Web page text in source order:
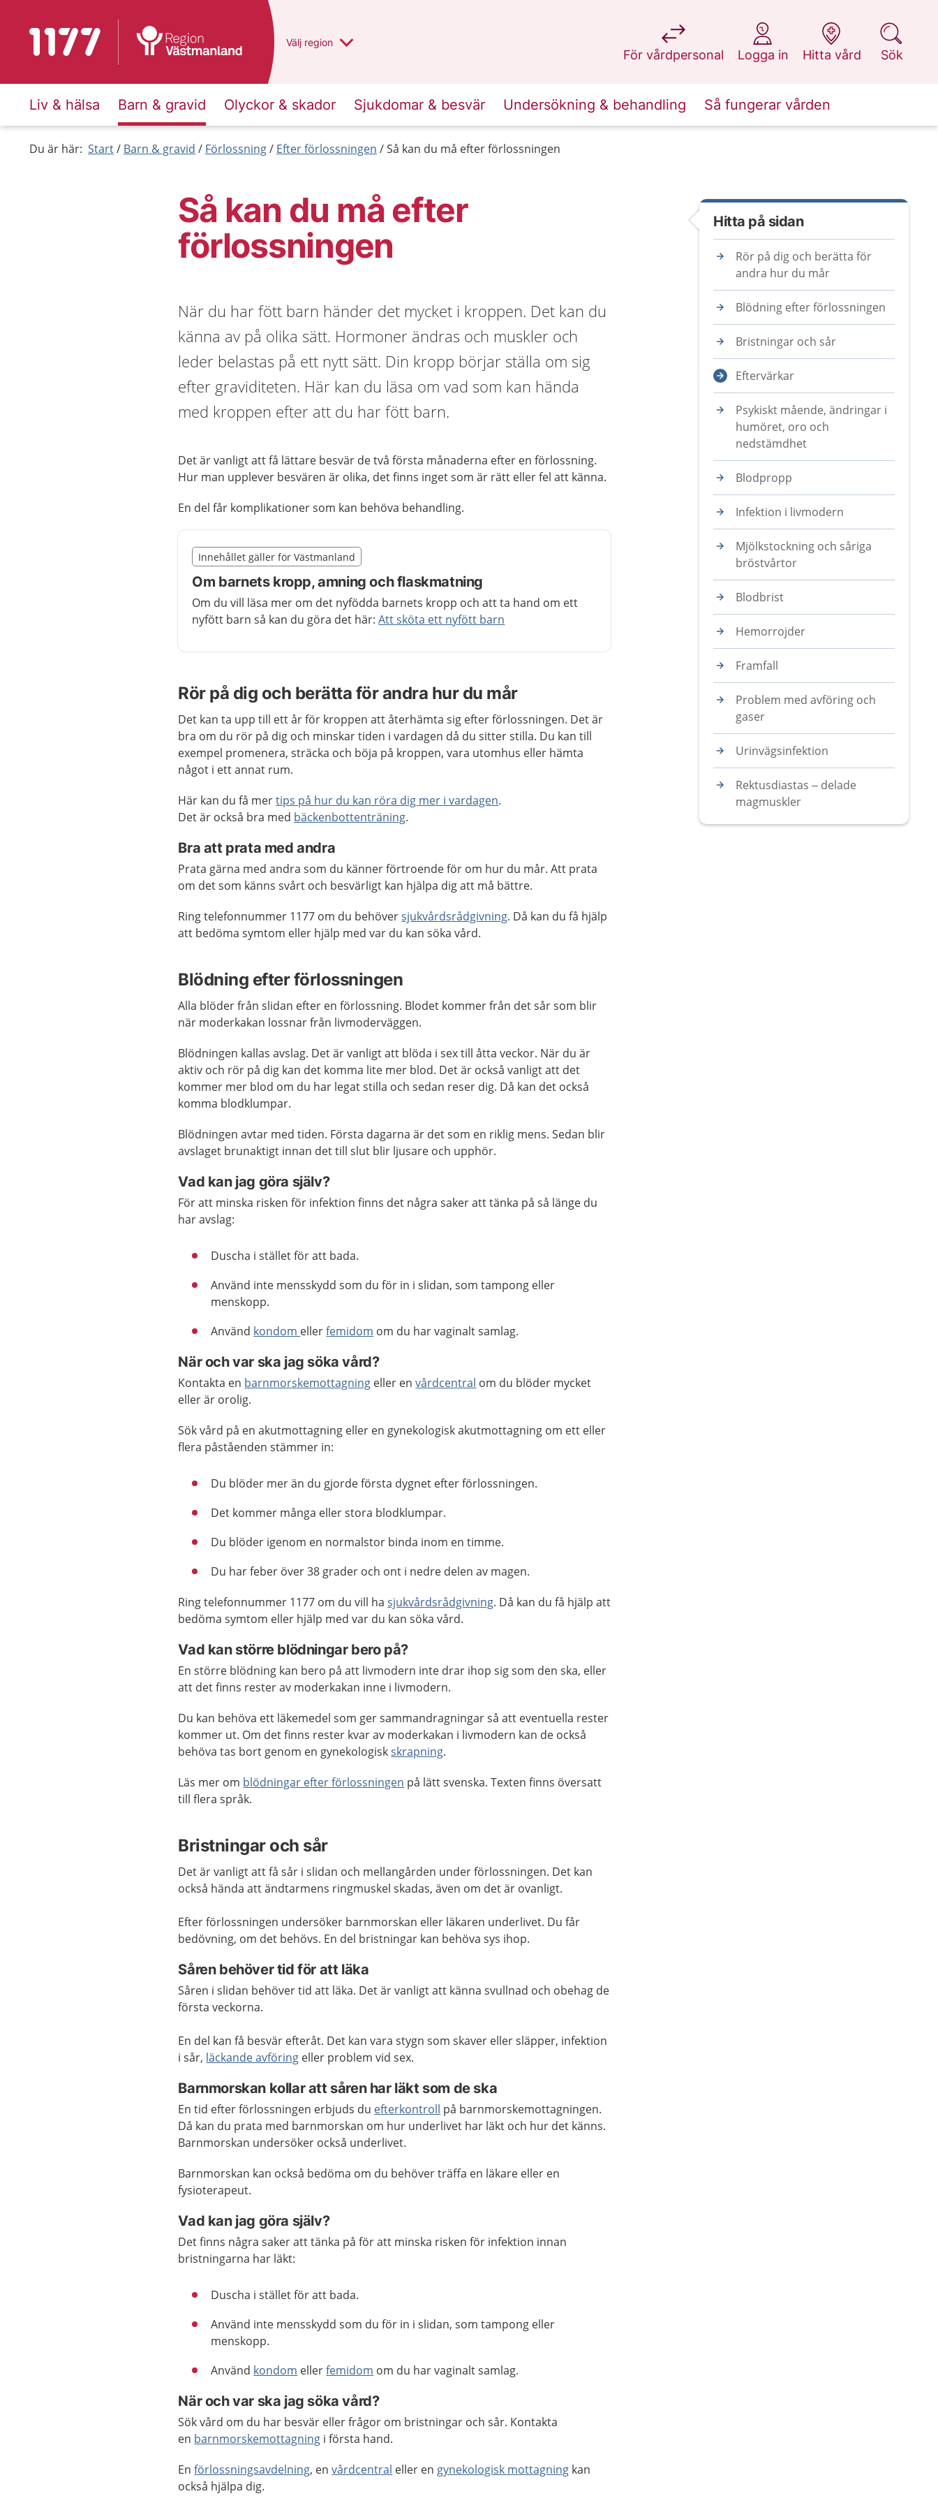
Till startsidan för 1177 Du har valt region
Välj en annan
region
För vårdpersonal
på 1177.se
Logga in
på 1177.se
Hitta vård
på 1177.se
Sök
på 1177.se
Liv & hälsa Barn & gravid Olyckor & skador Sjukdomar & besvär Undersökning & behandling Så fungerar vården
Du är här: Start Barn & gravid Förlossning Efter förlossningen Så kan du må efter förlossningen
Så kan du må efter
förlossningen
När du har fött barn händer det mycket i kroppen. Det kan du
känna av på olika sätt. Hormoner ändras och muskler och
leder belastas på ett nytt sätt. Din kropp börjar ställa om sig
efter graviditeten. Här kan du läsa om vad som kan hända
med kroppen efter att du har fött barn.
Det är vanligt att få lättare besvär de två första månaderna efter en förlossning.
Hur man upplever besvären är olika, det finns inget som är rätt eller fel att känna.
En del får komplikationer som kan behöva behandling.
Nedan innehåll gäller region Västmanland
Innehållet gäller för Västmanland
Om barnets kropp, amning och flaskmatning
Om du vill läsa mer om det nyfödda barnets kropp och att ta hand om ett
nyfött barn så kan du göra det här:Att sköta ett nyfött barn
Slut på det regionala tillägget från region Västmanland
Rör på dig och berätta för andra hur du mår
Det kan ta upp till ett år för kroppen att återhämta sig efter förlossningen. Det är
bra om du rör på dig och minskar tiden i vardagen då du sitter stilla. Du kan till
exempel promenera, sträcka och böja på kroppen, vara utomhus eller hämta
något i ett annat rum.
Här kan du få mertips på hur du kan röra dig mer i vardagen.
Det är också bra med bäckenbottenträning.
Bra att prata med andra
Prata gärna med andra som du känner förtroende för om hur du mår. Att prata
om det som känns svårt och besvärligt kan hjälpa dig att må bättre.
Ring telefonnummer 1177 om du behöversjukvårdsrådgivning. Då kan du få hjälp
att bedöma symtom eller hjälp med var du kan söka vård.
Blödning efter förlossningen
Alla blöder från slidan efter en förlossning. Blodet kommer från det sår som blir
när moderkakan lossnar från livmoderväggen.
Blödningen kallas avslag. Det är vanligt att blöda i sex till åtta veckor. När du är
aktiv och rör på dig kan det komma lite mer blod. Det är också vanligt att det
kommer mer blod om du har legat stilla och sedan reser dig. Då kan det också
komma blodklumpar.
Blödningen avtar med tiden. Första dagarna är det som en riklig mens. Sedan blir
avslaget brunaktigt innan det till slut blir ljusare och upphör.
Vad kan jag göra själv?
För att minska risken för infektion finns det några saker att tänka på så länge du
har avslag:
Duscha i stället för att bada.
Använd inte mensskydd som du för in i slidan, som tampong eller
menskopp.
Använd kondom ellerfemidom om du har vaginalt samlag.
När och var ska jag söka vård?
Kontakta en barnmorskemottagning eller envårdcentral om du blöder mycket
eller är orolig.
Sök vård på en akutmottagning eller en gynekologisk akutmottagning om ett eller
flera påståenden stämmer in:
Du blöder mer än du gjorde första dygnet efter förlossningen.
Det kommer många eller stora blodklumpar.
Du blöder igenom en normalstor binda inom en timme.
Du har feber över 38 grader och ont i nedre delen av magen.
Ring telefonnummer 1177 om du vill hasjukvårdsrådgivning. Då kan du få hjälp att
bedöma symtom eller hjälp med var du kan söka vård.
Vad kan större blödningar bero på?
En större blödning kan bero på att livmodern inte drar ihop sig som den ska, eller
att det finns rester av moderkakan inne i livmodern.
Du kan behöva ett läkemedel som ger sammandragningar så att eventuella rester
kommer ut. Om det finns rester kvar av moderkakan i livmodern kan de också
behöva tas bort genom en gynekologiskskrapning.
Läs mer om blödningar efter förlossningen på lätt svenska. Texten finns översatt
till flera språk.
Bristningar och sår
Det är vanligt att få sår i slidan och mellangården under förlossningen. Det kan
också hända att ändtarmens ringmuskel skadas, även om det är ovanligt.
Efter förlossningen undersöker barnmorskan eller läkaren underlivet. Du får
bedövning, om det behövs. En del bristningar kan behöva sys ihop.
Såren behöver tid för att läka
Såren i slidan behöver tid att läka. Det är vanligt att känna svullnad och obehag de
första veckorna.
En del kan få besvär efteråt. Det kan vara stygn som skaver eller släpper, infektion
i sår, läckande avföring eller problem vid sex.
Barnmorskan kollar att såren har läkt som de ska
En tid efter förlossningen erbjuds du efterkontroll på barnmorskemottagningen.
Då kan du prata med barnmorskan om hur underlivet har läkt och hur det känns.
Barnmorskan undersöker också underlivet.
Barnmorskan kan också bedöma om du behöver träffa en läkare eller en
fysioterapeut.
Vad kan jag göra själv?
Det finns några saker att tänka på för att minska risken för infektion innan
bristningarna har läkt:
Duscha i stället för att bada.
Använd inte mensskydd som du för in i slidan, som tampong eller
menskopp.
Använd kondom ellerfemidom om du har vaginalt samlag.
När och var ska jag söka vård?
Sök vård om du har besvär eller frågor om bristningar och sår. Kontakta
en barnmorskemottagning i första hand.
Enförlossningsavdelning, envårdcentral eller en gynekologisk mottagning kan
också hjälpa dig.
Hitta på sidan
Rör på dig och berätta för
andra hur du mår
Blödning efter förlossningen
Bristningar och sår
Eftervärkar
Psykiskt mående, ändringar i
humöret, oro och
nedstämdhet
Blodpropp
Infektion i livmodern
Mjölkstockning och såriga
bröstvårtor
Blodbrist
Hemorrojder
Framfall
Problem med avföring och
gaser
Urinvägsinfektion
Rektusdiastas – delade
magmuskler